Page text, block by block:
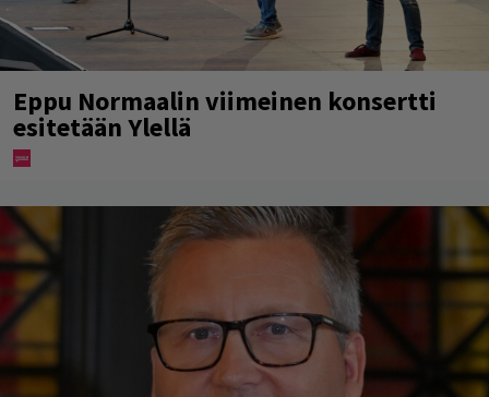
Eppu Normaalin viimeinen konsertti
esitetään Ylellä